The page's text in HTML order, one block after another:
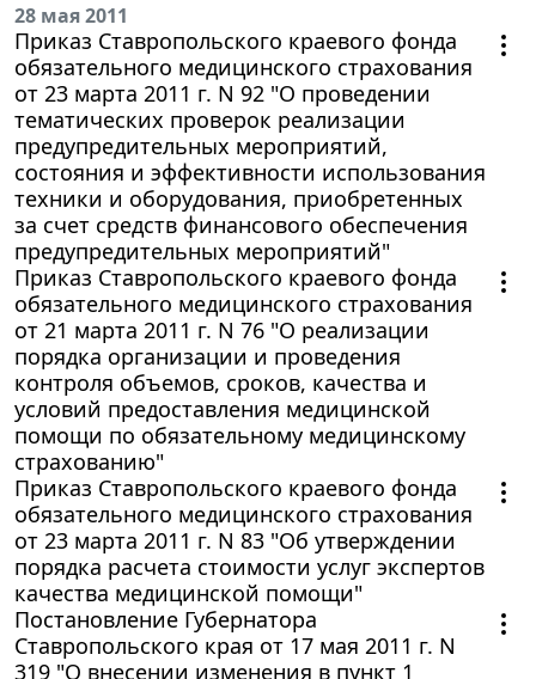
28 мая 2011
Приказ Ставропольского краевого фонда
обязательного медицинского страхования
от 23 марта 2011 г. N 92 "О проведении
тематических проверок реализации
предупредительных мероприятий,
состояния и эффективности использования
техники и оборудования, приобретенных
за счет средств финансового обеспечения
предупредительных мероприятий"
Приказ Ставропольского краевого фонда
обязательного медицинского страхования
от 21 марта 2011 г. N 76 "О реализации
порядка организации и проведения
контроля объемов, сроков, качества и
условий предоставления медицинской
помощи по обязательному медицинскому
страхованию"
Приказ Ставропольского краевого фонда
обязательного медицинского страхования
от 23 марта 2011 г. N 83 "Об утверждении
порядка расчета стоимости услуг экспертов
качества медицинской помощи"
Постановление Губернатора
Ставропольского края от 17 мая 2011 г. N
319 "О внесении изменения в пункт 1